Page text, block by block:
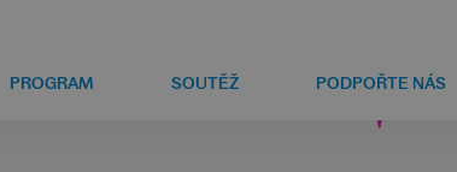
PROGRAM SOUTĚŽ PODPOŘTE NÁS